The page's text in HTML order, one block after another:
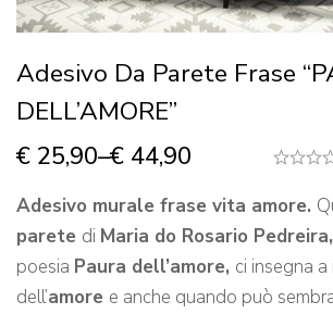
Adesivo Da Parete Frase
DELL’AMORE”
€ 25,90–€ 44,90
Adesivo murale frase vita amore.
parete di Maria do Rosario Pedreira,
poesia Paura dell’amore, ci insegna
dell’amore e anche quando può